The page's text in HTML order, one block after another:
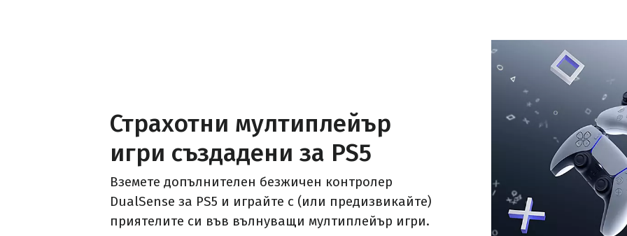
Страхотни мултиплейър
игри създадени за PS5
Вземете допълнителен безжичен контролер
DualSense за PS5 и играйте с (или предизвикайте)
приятелите си във вълнуващи мултиплейър игри.